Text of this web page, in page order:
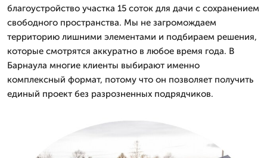
благоустройство участка 15 соток для дачи с сохранением
свободного пространства. Мы не загромождаем
территорию лишними элементами и подбираем решения,
которые смотрятся аккуратно в любое время года. В
Барнаула многие клиенты выбирают именно
комплексный формат, потому что он позволяет получить
единый проект без разрозненных подрядчиков.